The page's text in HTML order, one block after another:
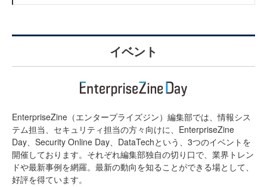
イベント
EnterpriseZine（エンタープライズジン）編集部では、情報シス
テム担当、セキュリティ担当の方々向けに、EnterpriseZine
Day、Security Online Day、DataTechという、3つのイベントを
開催しております。それぞれ編集部独自の切り口で、業界トレン
ドや最新事例を網羅。最新の動向を知ることができる場として、
好評を得ています。